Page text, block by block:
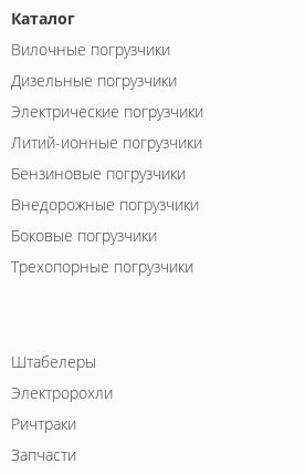
Каталог
Вилочные погрузчики
Дизельные погрузчики
Электрические погрузчики
Литий-ионные погрузчики
Бензиновые погрузчики
Внедорожные погрузчики
Боковые погрузчики
Трехопорные погрузчики
Штабелеры
Электророхли
Ричтраки
Запчасти